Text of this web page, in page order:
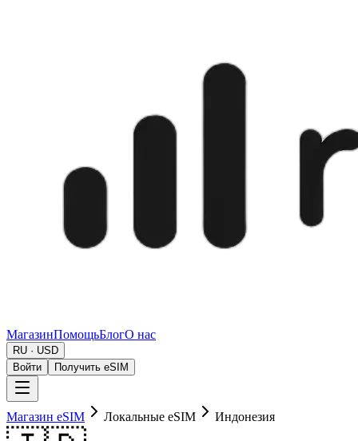
МагазинПомощьБлогО нас
RU · USD
Войти
Получить eSIM
Магазин eSIM Локальные eSIM Индонезия